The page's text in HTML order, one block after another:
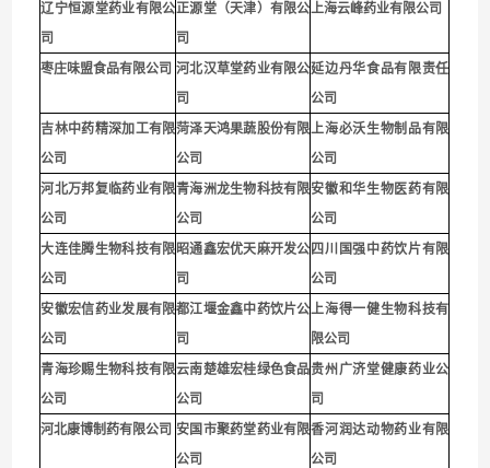
辽宁恒源堂药业有限公
司
正源堂（天津）有限公
司
上海云峰药业有限公司
枣庄味盟食品有限公司 河北汉草堂药业有限公
司
延边丹华食品有限责任
公司
吉林中药精深加工有限
公司
菏泽天鸿果蔬股份有限
公司
上海必沃生物制品有限
公司
河北万邦复临药业有限
公司
青海洲龙生物科技有限
公司
安徽和华生物医药有限
公司
大连佳腾生物科技有限
公司
昭通鑫宏优天麻开发公
司
四川国强中药饮片有限
公司
安徽宏信药业发展有限
公司
都江堰金鑫中药饮片公
司
上海得一健生物科技有
限公司
青海珍赐生物科技有限
公司
云南楚雄宏桂绿色食品
公司
贵州广济堂健康药业公
司
河北康博制药有限公司 安国市聚药堂药业有限
公司
香河润达动物药业有限
公司